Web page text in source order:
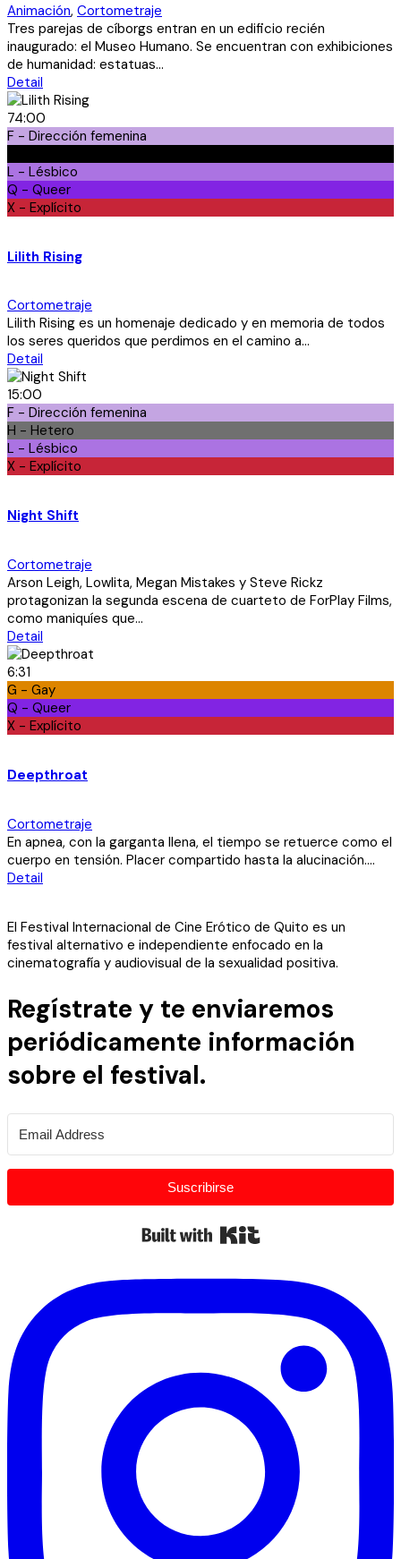
Animación, Cortometraje
Tres parejas de cíborgs entran en un edificio recién
inaugurado: el Museo Humano. Se encuentran con exhibiciones
de humanidad: estatuas...
Detail
74:00
F - Dirección femenina
L - Lésbico
Q - Queer
X - Explícito
Lilith Rising
Cortometraje
Lilith Rising es un homenaje dedicado y en memoria de todos
los seres queridos que perdimos en el camino a...
Detail
15:00
F - Dirección femenina
H - Hetero
L - Lésbico
X - Explícito
Night Shift
Cortometraje
Arson Leigh, Lowlita, Megan Mistakes y Steve Rickz
protagonizan la segunda escena de cuarteto de ForPlay Films,
como maniquíes que...
Detail
6:31
G - Gay
Q - Queer
X - Explícito
Deepthroat
Cortometraje
En apnea, con la garganta llena, el tiempo se retuerce como el
cuerpo en tensión. Placer compartido hasta la alucinación....
Detail
El Festival Internacional de Cine Erótico de Quito es un
festival alternativo e independiente enfocado en la
cinematografía y audiovisual de la sexualidad positiva.
Regístrate y te enviaremos
periódicamente información
sobre el festival.
Suscribirse